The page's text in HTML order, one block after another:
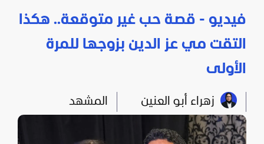
فيديو - قصة حب غير متوقعة.. هكذا
التقت مي عز الدين بزوجها للمرة
الأولى
زهراء أبو العنين المشهد